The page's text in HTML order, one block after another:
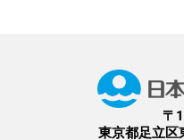
〒
東京都足立